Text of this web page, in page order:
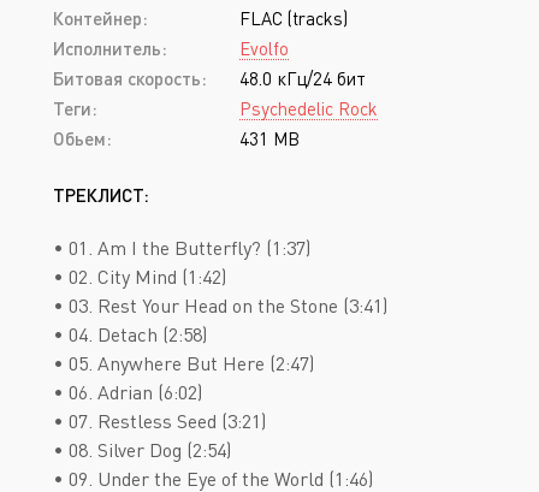
Контейнер:
FLAC (tracks)
Исполнитель:
Evolfo
Битовая скорость:
48.0 кГц/24 бит
Теги:
Psychedelic Rock
Обьем:
431 MB
ТРЕКЛИСТ:
• 01. Am I the Butterfly? (1:37)
• 02. City Mind (1:42)
• 03. Rest Your Head on the Stone (3:41)
• 04. Detach (2:58)
• 05. Anywhere But Here (2:47)
• 06. Adrian (6:02)
• 07. Restless Seed (3:21)
• 08. Silver Dog (2:54)
• 09. Under the Eye of the World (1:46)